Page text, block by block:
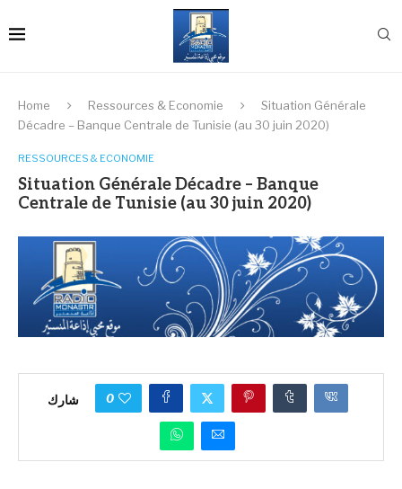
Home Ressources & Economie
Situation Générale
Décadre – Banque Centrale de Tunisie (au 30 juin 2020)
RESSOURCES & ECONOMIE
Situation Générale Décadre – Banque
Centrale de Tunisie (au 30 juin 2020)
شارك 0